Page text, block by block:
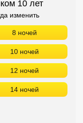
10 лет
изменить
8 ночей
10 ночей
12 ночей
14 ночей